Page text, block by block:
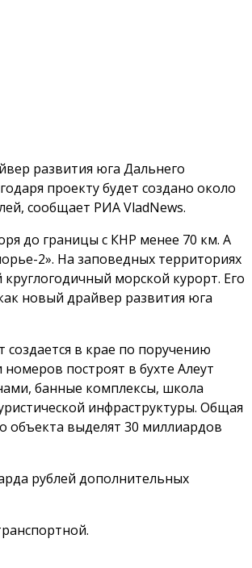
развития юга Дальнего
проекту будет создано около
сообщает РИА VladNews.
до границы с КНР менее 70 км. А
2». На заповедных территориях
морской курорт. Его
новый драйвер развития юга
в крае по поручению
построят в бухте Алеут
банные комплексы, школа
инфраструктуры. Общая
объекта выделят 30 миллиардов
рублей дополнительных